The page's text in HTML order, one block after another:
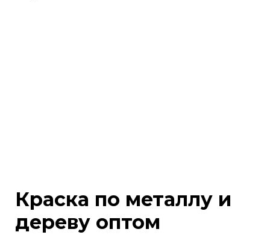
Краска по металлу и
дереву оптом